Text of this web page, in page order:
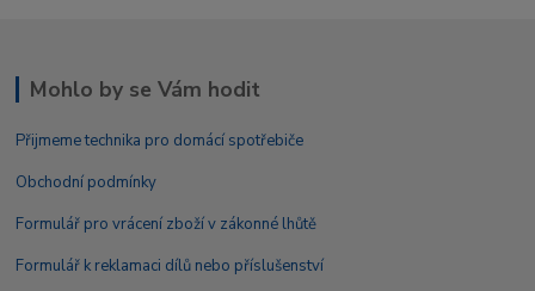
Mohlo by se Vám hodit
Přijmeme technika pro domácí spotřebiče
Obchodní podmínky
Formulář pro vrácení zboží v zákonné lhůtě
Formulář k reklamaci dílů nebo příslušenství